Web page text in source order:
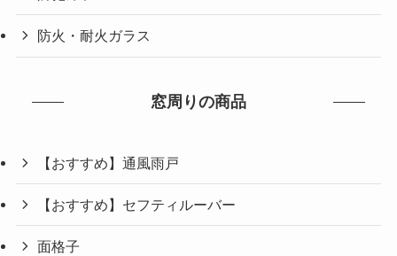
防火・耐火ガラス
窓周りの商品
【おすすめ】通風雨戸
【おすすめ】セフティルーバー
面格子